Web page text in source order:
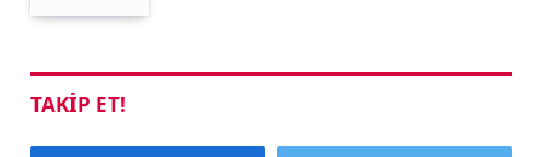
TAKIP ET!